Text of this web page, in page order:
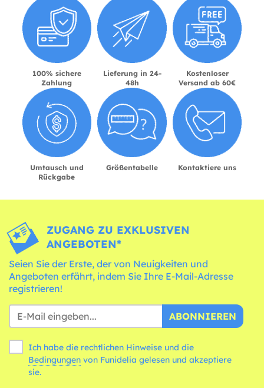
100% sichere
Zahlung
Lieferung in 24-
48h
Kostenloser
Versand ab 60€
Umtausch und
Rückgabe
Größentabelle Kontaktiere uns
ZUGANG ZU EXKLUSIVEN
ANGEBOTEN*
Seien Sie der Erste, der von Neuigkeiten und
Angeboten erfährt, indem Sie Ihre E-Mail-Adresse
registrieren!
ABONNIEREN
Ich habe die rechtlichen Hinweise und die
Bedingungen
sie.